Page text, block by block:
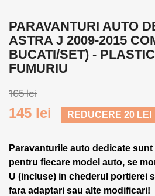
PARAVANTURI AUTO
ASTRA J 2009-2015
BUCATI/SET) -
FUMURIU
165 lei
145 lei REDUCERE 20 LEI
Paravanturile auto dedicate sunt
pentru fiecare model auto, se
U (incluse) in chederul portierei
fara adaptari sau alte modificari!